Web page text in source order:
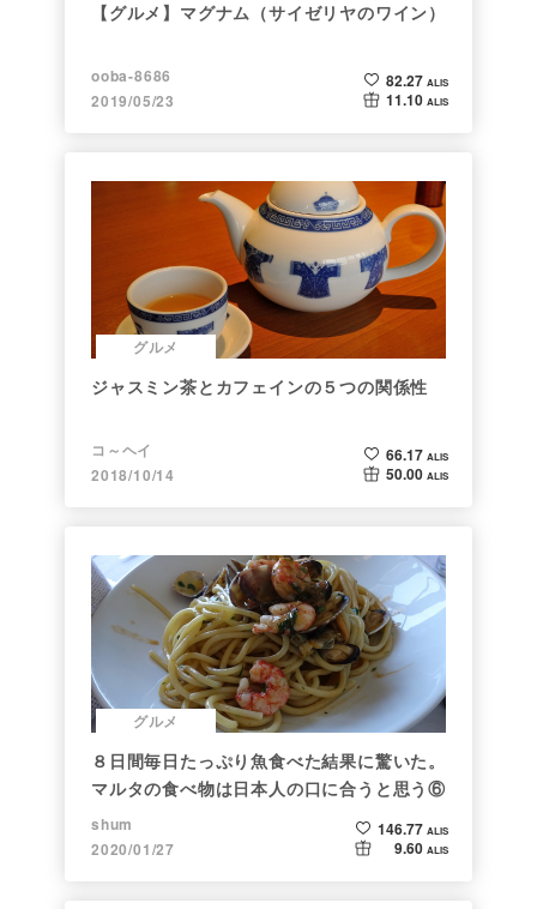
【グルメ】マグナム（サイゼリヤのワイン）
ooba-8686
2019/05/23
82.27 ALIS
11.10 ALIS
グルメ
ジャスミン茶とカフェインの５つの関係性
コ～ヘイ
2018/10/14
66.17 ALIS
50.00 ALIS
グルメ
８日間毎日たっぷり魚食べた結果に驚いた。
マルタの食べ物は日本人の口に合うと思う⑥
shum
2020/01/27
146.77 ALIS
9.60 ALIS